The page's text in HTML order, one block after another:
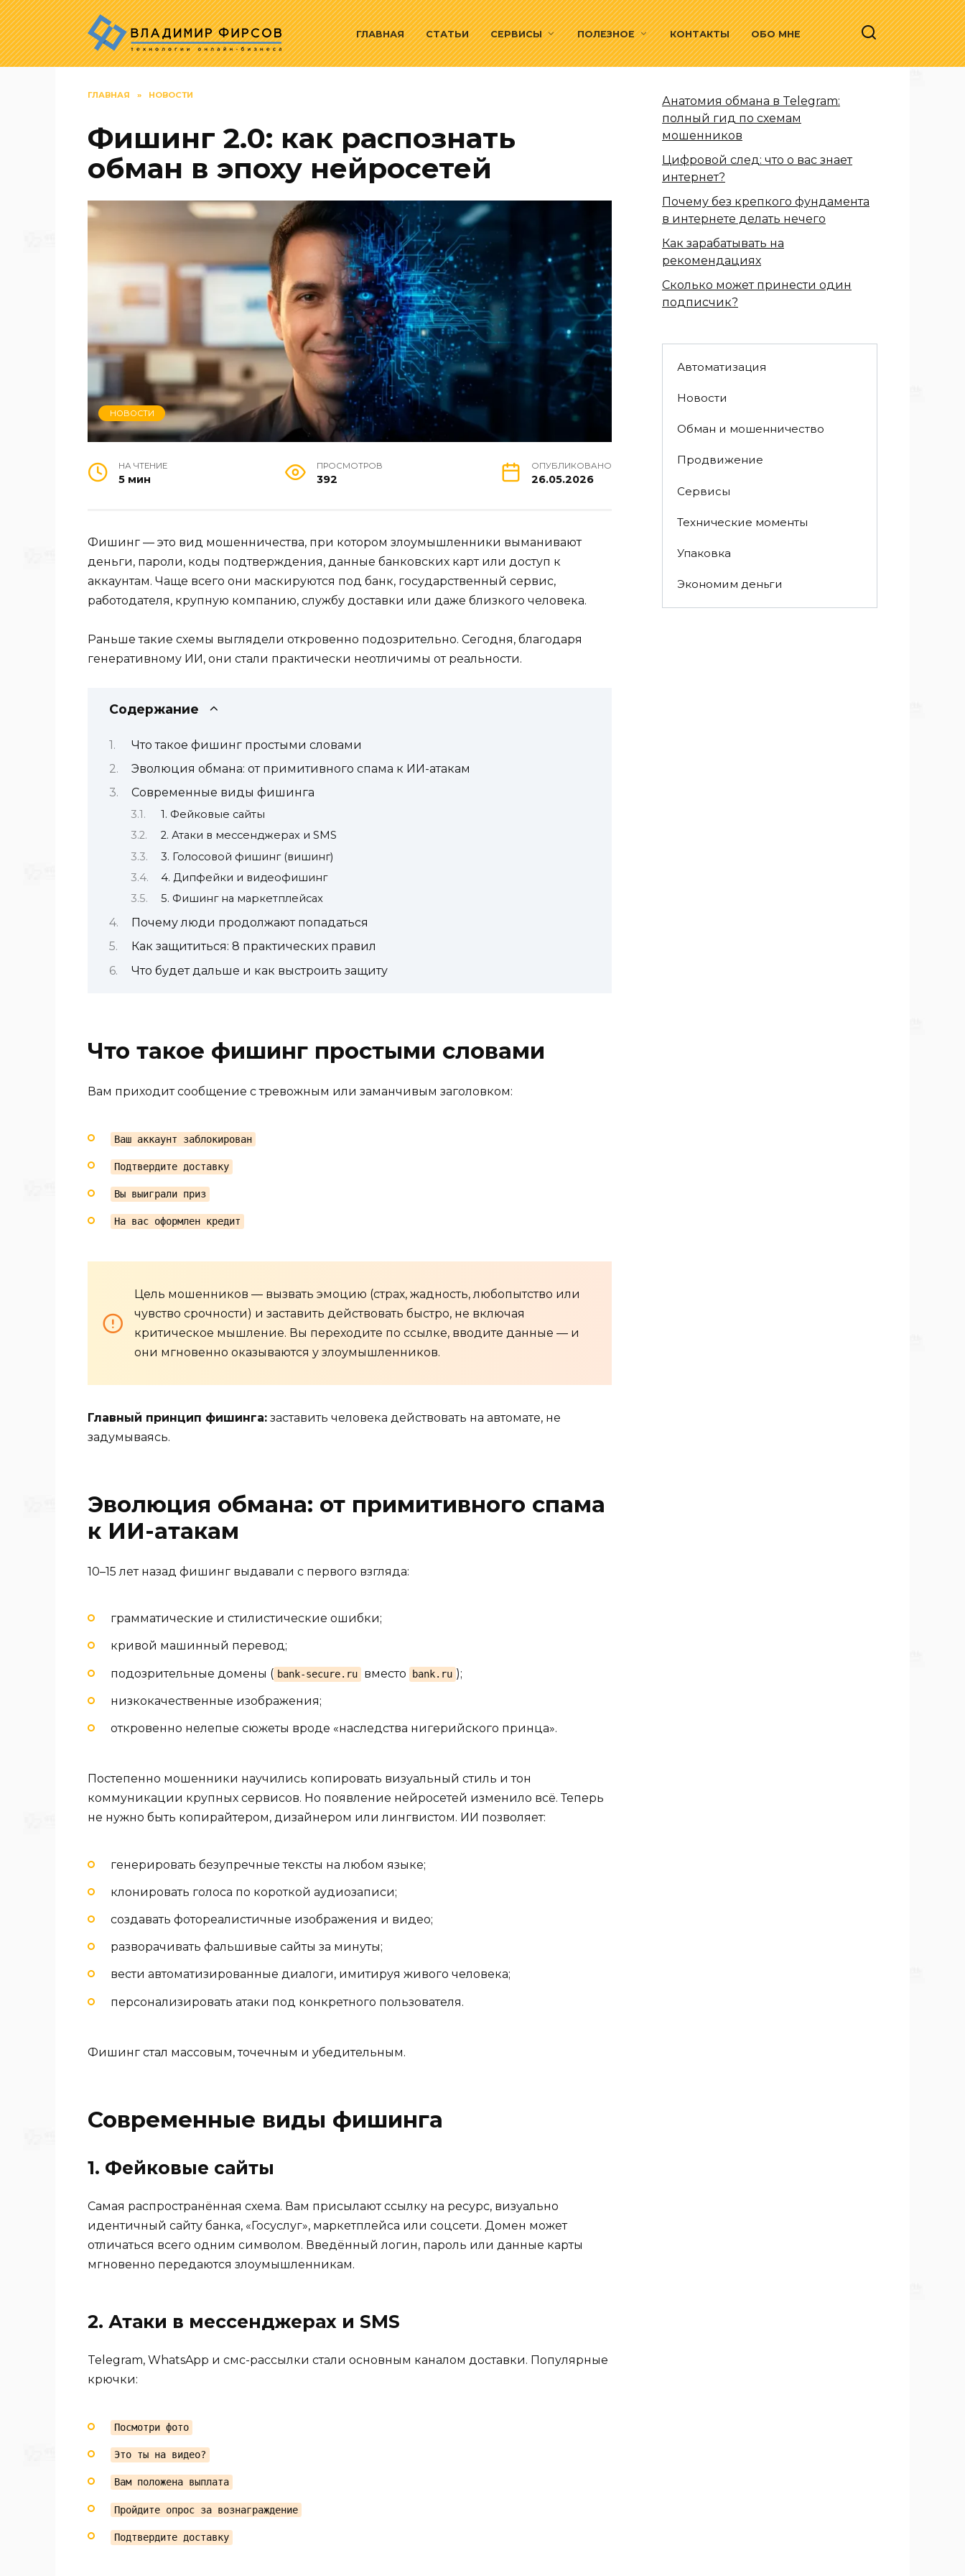
Перейти
к
содержанию
ГЛАВНАЯ СТАТЬИ СЕРВИСЫ ПОЛЕЗНОЕ КОНТАКТЫ ОБО МНЕ
ГЛАВНАЯ » НОВОСТИ
Фишинг 2.0: как распознать
обман в эпоху нейросетей
НОВОСТИ
НА ЧТЕНИЕ
5 мин
ПРОСМОТРОВ
392
ОПУБЛИКОВАНО
26.05.2026
Фишинг — это вид мошенничества, при котором злоумышленники выманивают
деньги, пароли, коды подтверждения, данные банковских карт или доступ к
аккаунтам. Чаще всего они маскируются под банк, государственный сервис,
работодателя, крупную компанию, службу доставки или даже близкого человека.
Раньше такие схемы выглядели откровенно подозрительно. Сегодня, благодаря
генеративному ИИ, они стали практически неотличимы от реальности.
Содержание
Что такое фишинг простыми словами
Эволюция обмана: от примитивного спама к ИИ-атакам
Современные виды фишинга
1. Фейковые сайты
2. Атаки в мессенджерах и SMS
3. Голосовой фишинг (вишинг)
4. Дипфейки и видеофишинг
5. Фишинг на маркетплейсах
Почему люди продолжают попадаться
Как защититься: 8 практических правил
Что будет дальше и как выстроить защиту
Что такое фишинг простыми словами
Вам приходит сообщение с тревожным или заманчивым заголовком:
Ваш аккаунт заблокирован
Подтвердите доставку
Вы выиграли приз
На вас оформлен кредит
Цель мошенников — вызвать эмоцию (страх, жадность, любопытство или
чувство срочности) и заставить действовать быстро, не включая
критическое мышление. Вы переходите по ссылке, вводите данные — и
они мгновенно оказываются у злоумышленников.
Главный принцип фишинга: заставить человека действовать на автомате, не
задумываясь.
Эволюция обмана: от примитивного спама
к ИИ-атакам
10–15 лет назад фишинг выдавали с первого взгляда:
грамматические и стилистические ошибки;
кривой машинный перевод;
подозрительные домены ( bank-secure.ru вместо bank.ru );
низкокачественные изображения;
откровенно нелепые сюжеты вроде «наследства нигерийского принца».
Постепенно мошенники научились копировать визуальный стиль и тон
коммуникации крупных сервисов. Но появление нейросетей изменило всё. Теперь
не нужно быть копирайтером, дизайнером или лингвистом. ИИ позволяет:
генерировать безупречные тексты на любом языке;
клонировать голоса по короткой аудиозаписи;
создавать фотореалистичные изображения и видео;
разворачивать фальшивые сайты за минуты;
вести автоматизированные диалоги, имитируя живого человека;
персонализировать атаки под конкретного пользователя.
Фишинг стал массовым, точечным и убедительным.
Современные виды фишинга
1. Фейковые сайты
Самая распространённая схема. Вам присылают ссылку на ресурс, визуально
идентичный сайту банка, «Госуслуг», маркетплейса или соцсети. Домен может
отличаться всего одним символом. Введённый логин, пароль или данные карты
мгновенно передаются злоумышленникам.
2. Атаки в мессенджерах и SMS
Telegram, WhatsApp и смс-рассылки стали основным каналом доставки. Популярные
крючки:
Посмотри фото
Это ты на видео?
Вам положена выплата
Пройдите опрос за вознаграждение
Подтвердите доставку
Анатомия обмана в Telegram:
полный гид по схемам
мошенников
Цифровой след: что о вас знает
интернет?
Почему без крепкого фундамента
в интернете делать нечего
Как зарабатывать на
рекомендациях
Сколько может принести один
подписчик?
Автоматизация
Новости
Обман и мошенничество
Продвижение
Сервисы
Технические моменты
Упаковка
Экономим деньги